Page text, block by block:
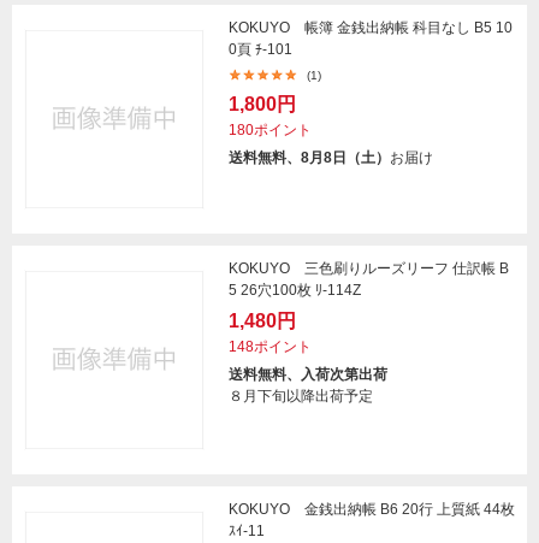
KOKUYO 帳簿 金銭出納帳 科目なし B5 10
0頁 ﾁ-101
(1)
1,800円
180ポイント
送料無料、8月8日（土） お届け
KOKUYO 三色刷りルーズリーフ 仕訳帳 B
5 26穴100枚 ﾘ-114Z
1,480円
148ポイント
送料無料、入荷次第出荷
８月下旬以降出荷予定
KOKUYO 金銭出納帳 B6 20行 上質紙 44枚
ｽｲ-11